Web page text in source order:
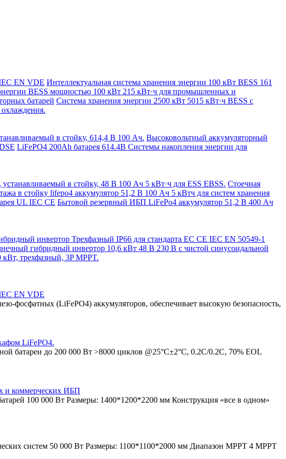
EN VDE Интеллектуальная система хранения энергии 100 кВт BESS 161
BESS мощностью 100 кВт 215 кВт·ч для промышленных и
батарей Система хранения энергии 2500 кВт 5015 кВт·ч BESS с
в стойку, 614,4 В 100 Ач. Высоковольтный аккумуляторный
LiFePO4 200Ah батарея 614.4В Системы накопления энергии для
в стойку, 48 В 100 Ач 5 кВт·ч для ESS EBSS. Стоечная
в стойку lifepo4 аккумулятор 51,2 В 100 Ач 5 кВтч для систем хранения
UL IEC CE Бытовой резервный ИБП LiFePo4 аккумулятор 51,2 В 400 Ач
инвертор Трехфазный IP66 для стандарта ЕС CE IEC EN 50549-1
гибридный инвертор 10,6 кВт 48 В 230 В с чистой синусоидальной
трехфазный, 3P MPPT.
EN VDE
фосфатных (LiFePO4) аккумуляторов, обеспечивает высокую безопасность,
LiFePO4.
батареи до 200 000 Вт >8000 циклов @25°C±2°C, 0.2C/0.2C, 70% EOL
и коммерческих ИБП
100 000 Вт Размеры: 1400*1200*2200 мм Конструкция «все в одном»
систем 50 000 Вт Размеры: 1100*1100*2000 мм Диапазон MPPT 4 MPPT